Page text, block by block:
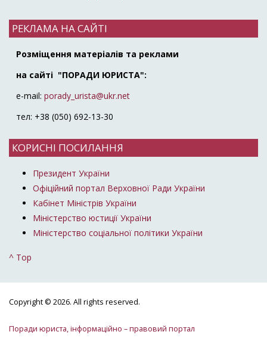
РЕКЛАМА НА САЙТІ
Розміщення матеріалів та реклами
на сайті "ПОРАДИ ЮРИСТА":
e-mail: porady_urista@ukr.net
тел: +38 (050) 692-13-30
КОРИСНІ ПОСИЛАННЯ
Президент України
Офіційний портал Верховної Ради України
Кабінет Міністрів України
Міністерство юстиції України
Міністерство соціальної політики України
^ Top
Copyright © 2026. All rights reserved.
Поради юриста, інформаційно – правовий портал